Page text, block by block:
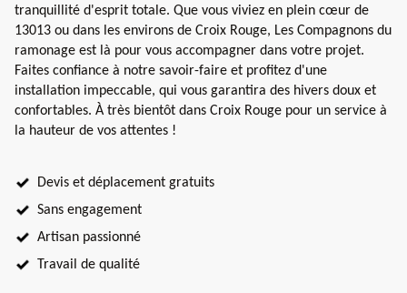
tranquillité d'esprit totale. Que vous viviez en plein cœur de
13013 ou dans les environs de Croix Rouge, Les Compagnons du
ramonage est là pour vous accompagner dans votre projet.
Faites confiance à notre savoir-faire et profitez d'une
installation impeccable, qui vous garantira des hivers doux et
confortables. À très bientôt dans Croix Rouge pour un service à
la hauteur de vos attentes !
Devis et déplacement gratuits
Sans engagement
Artisan passionné
Travail de qualité